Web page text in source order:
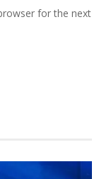
for the next